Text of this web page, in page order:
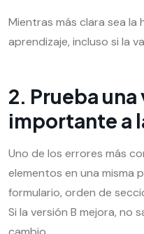
Mientras más clara sea la
aprendizaje, incluso si la
2. Prueba
importante a
Uno de los errores más
elementos en una misma
formulario, orden de
Si la versión B mejora, no